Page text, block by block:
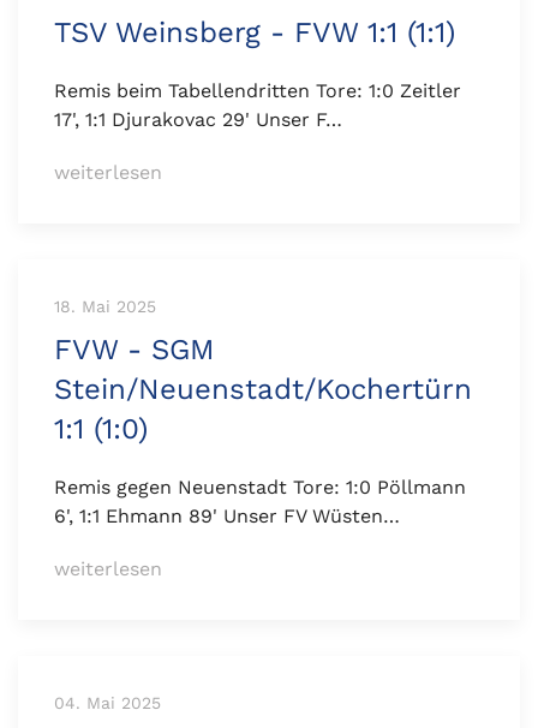
TSV Weinsberg - FVW 1:1 (1:1)
Remis beim Tabellendritten Tore: 1:0 Zeitler
17', 1:1 Djurakovac 29' Unser F…
weiterlesen
18. Mai 2025
FVW - SGM
Stein/Neuenstadt/Kochertürn
1:1 (1:0)
Remis gegen Neuenstadt Tore: 1:0 Pöllmann
6', 1:1 Ehmann 89' Unser FV Wüsten…
weiterlesen
04. Mai 2025